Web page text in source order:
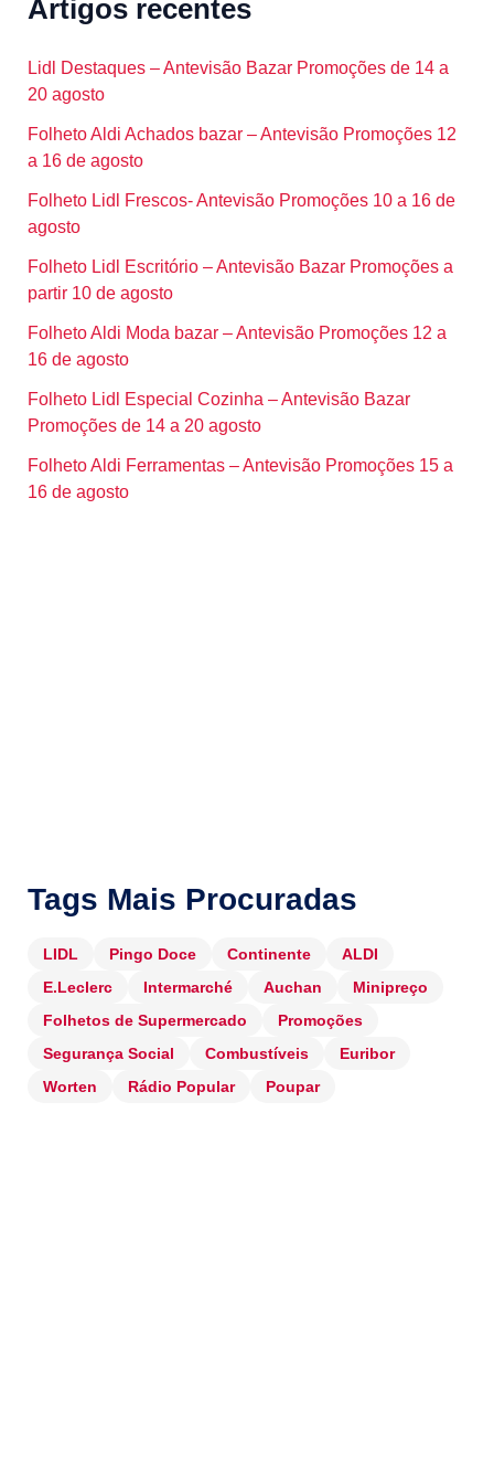
Artigos recentes
Lidl Destaques – Antevisão Bazar Promoções de 14 a
20 agosto
Folheto Aldi Achados bazar – Antevisão Promoções 12
a 16 de agosto
Folheto Lidl Frescos- Antevisão Promoções 10 a 16 de
agosto
Folheto Lidl Escritório – Antevisão Bazar Promoções a
partir 10 de agosto
Folheto Aldi Moda bazar – Antevisão Promoções 12 a
16 de agosto
Folheto Lidl Especial Cozinha – Antevisão Bazar
Promoções de 14 a 20 agosto
Folheto Aldi Ferramentas – Antevisão Promoções 15 a
16 de agosto
Tags Mais Procuradas
LIDL Pingo Doce Continente
ALDI
E.Leclerc
Intermarché Auchan
Minipreço
Folhetos de Supermercado
Promoções
Segurança Social
Combustíveis
Euribor
Worten
Rádio Popular Poupar